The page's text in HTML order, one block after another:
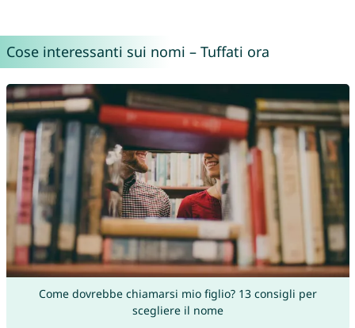
Cose interessanti sui nomi – Tuffati ora
Come dovrebbe chiamarsi mio figlio? 13 consigli per
scegliere il nome